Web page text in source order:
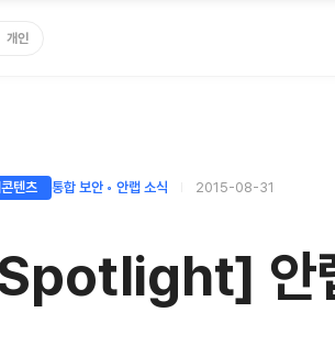
개인
텐츠 통합 보안 ◦ 안랩 소식 2015-08-31
안